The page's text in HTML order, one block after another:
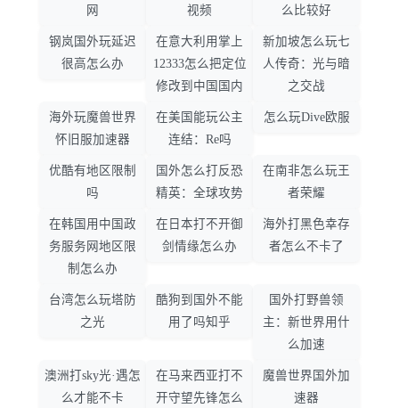
网
视频
么比较好
钢岚国外玩延迟
很高怎么办
在意大利用掌上
12333怎么把定位
修改到中国国内
新加坡怎么玩七
人传奇：光与暗
之交战
海外玩魔兽世界
怀旧服加速器
在美国能玩公主
连结：Re吗
怎么玩Dive欧服
优酷有地区限制
吗
国外怎么打反恐
精英：全球攻势
在南非怎么玩王
者荣耀
在韩国用中国政
务服务网地区限
制怎么办
在日本打不开御
剑情缘怎么办
海外打黑色幸存
者怎么不卡了
台湾怎么玩塔防
之光
酷狗到国外不能
用了吗知乎
国外打野兽领
主：新世界用什
么加速
澳洲打sky光·遇怎
么才能不卡
在马来西亚打不
开守望先锋怎么
魔兽世界国外加
速器